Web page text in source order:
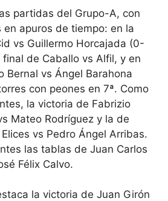
partidas del Grupo-A, con
en apuros de tiempo: en la
vs Guillermo Horcajada (0-
de Caballo vs Alfil, y en
Bernal vs Ángel Barahona
con peones en 7ª. Como
la victoria de Fabrizio
Mateo Rodríguez y la de
vs Pedro Ángel Arribas.
las tablas de Juan Carlos
Félix Calvo.
la victoria de Juan Girón